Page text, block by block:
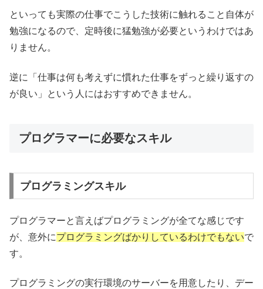
といっても実際の仕事でこうした技術に触れること自体が
勉強になるので、定時後に猛勉強が必要というわけではあ
りません。
逆に「仕事は何も考えずに慣れた仕事をずっと繰り返すの
が良い」という人にはおすすめできません。
プログラマーに必要なスキル
プログラミングスキル
プログラマーと言えばプログラミングが全てな感じです
が、意外にプログラミングばかりしているわけでもないで
す。
プログラミングの実行環境のサーバーを用意したり、デー